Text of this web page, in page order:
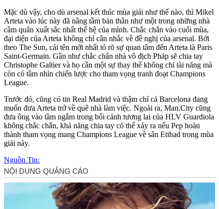
Mặc dù vậy, cho dù ars‌enal kết thúc mùa giải như thế nào, thì Mikel
Arteta vào lúc này đã nâng tầm bản thân như một trong những nhà
cầm quân xuất sắc nhất thế hệ của mình. Chắc chắn vào cuối mùa,
đại diện của Arteta không chỉ cân nhắc về đề nghị của ars‌enal. Bởi
theo The Sun, cái tên mới nhất tỏ rõ sự quan tâm đến Arteta là Paris
Saint-Germain. Gần như chắc chắn nhà vô địch Pháp sẽ chia tay
Christophe Galtier và họ cần một sự thay thế không chỉ tài năng mà
còn có tầm nhìn chiến lược cho tham vọng tranh đoạt Champions
League.
Trước đó, cũng có tin Real Madrid và thậm chí cả Barcelona đang
muốn đưa Arteta trở về quê nhà làm việc. Ngoài ra, Man.City cũng
đưa ông vào tầm ngắm trong bối cảnh tương lai của HLV Guardiola
không chắc chắn, khả năng chia tay có thể xảy ra nếu Pep hoàn
thành tham vọng mang Champions League về sân Etihad trong mùa
giải này.
Nguồn Tin: